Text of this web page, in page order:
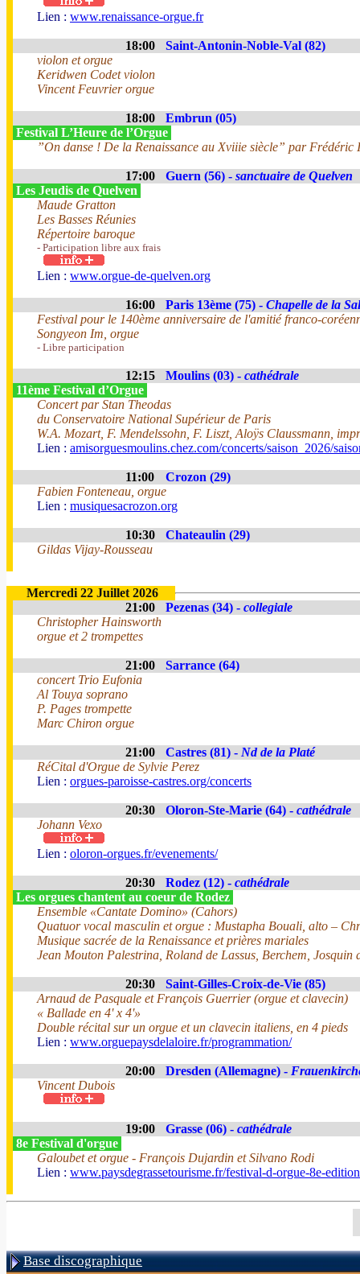
Lien : www.renaissance-orgue.fr
18:00
Saint-Antonin-Noble-Val (82)
violon et orgue
Keridwen Codet violon
Vincent Feuvrier orgue
18:00
Embrun (05)
Festival L’Heure de l’Orgue
”On danse ! De la Renaissance au Xviiie siècle” par Frédéric
17:00 Guern (56) - sanctuaire de Quelven
Les Jeudis de Quelven
Maude Gratton
Les Basses Réunies
Répertoire baroque
- Participation libre aux frais
Lien : www.orgue-de-quelven.org
16:00 Paris 13ème (75) - Chapelle de la
Festival pour le 140ème anniversaire de l'amitié franco-
Songyeon Im, orgue
- Libre participation
12:15 Moulins (03) - cathédrale
11ème Festival d’Orgue
Concert par Stan Theodas
du Conservatoire National Supérieur de Paris
W.A. Mozart, F. Mendelssohn, F. Liszt, Aloÿs Claussmann,
Lien : amisorguesmoulins.chez.com/concerts/saison_2026/
11:00
Crozon (29)
Fabien Fonteneau, orgue
Lien : musiquesacrozon.org
10:30
Chateaulin (29)
Gildas Vijay-Rousseau
Mercredi 22 Juillet 2026
21:00
Pezenas (34) - collegiale
Christopher Hainsworth
orgue et 2 trompettes
21:00
Sarrance (64)
concert Trio Eufonia
Al Touya soprano
P. Pages trompette
Marc Chiron orgue
21:00 Castres (81) - Nd de la Platé
RéCital d'Orgue de Sylvie Perez
Lien : orgues-paroisse-castres.org/concerts
20:30 Oloron-Ste-Marie (64) - cathédrale
Johann Vexo
Lien : oloron-orgues.fr/evenements/
20:30 Rodez (12) - cathédrale
Les orgues chantent au coeur de Rodez
Ensemble «Cantate Domino» (Cahors)
Quatuor vocal masculin et orgue : Mustapha Bouali, alto –
Musique sacrée de la Renaissance et prières mariales
Jean Mouton Palestrina, Roland de Lassus, Berchem, Josquin
20:30
Saint-Gilles-Croix-de-Vie (85)
Arnaud de Pasquale et François Guerrier (orgue et clavecin)
« Ballade en 4' x 4'»
Double récital sur un orgue et un clavecin italiens, en 4 pieds
Lien : www.orguepaysdelaloire.fr/programmation/
20:00 Dresden (Allemagne) -
Vincent Dubois
19:00 Grasse (06) - cathédrale
8e Festival d'orgue
Galoubet et orgue - François Dujardin et Silvano Rodi
Lien : www.paysdegrassetourisme.fr/festival-d-orgue-8e-
Base discographique